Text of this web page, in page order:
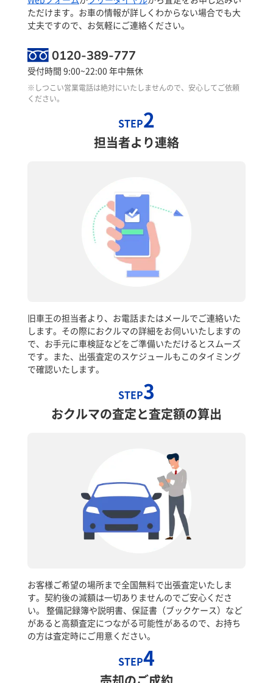
ただけます。お車の情報が詳しくわからない場合でも大
丈夫ですので、お気軽にご連絡ください。
0120-389-777
受付時間 9:00~22:00 年中無休
※しつこい営業電話は絶対にいたしませんので、安心してご依頼
ください。
STEP2
担当者より連絡
旧車王の担当者より、お電話またはメールでご連絡いた
します。その際におクルマの詳細をお伺いいたしますの
で、お手元に車検証などをご準備いただけるとスムーズ
です。また、出張査定のスケジュールもこのタイミング
で確認いたします。
STEP3
おクルマの査定と査定額の算出
お客様ご希望の場所まで全国無料で出張査定いたしま
す。契約後の減額は一切ありませんのでご安心くださ
い。 整備記録簿や説明書、保証書（ブックケース）など
があると高額査定につながる可能性があるので、お持ち
の方は査定時にご用意ください。
STEP4